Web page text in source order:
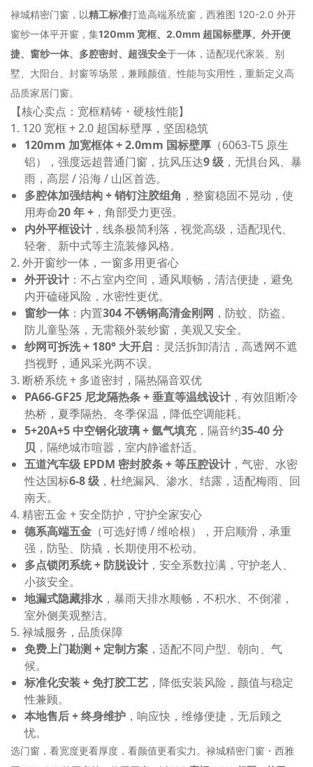
禄城精密门窗，以精工标准打造高端系统窗，西雅图 120-2.0 外开
窗纱一体平开窗，集120mm 宽框、2.0mm 超国标壁厚、外开便
捷、窗纱一体、多腔密封、超强安全于一体，适配现代家装、别
墅、大阳台、封窗等场景，兼顾颜值、性能与实用性，重新定义高
品质家居门窗。
【核心卖点：宽框精铸・硬核性能】
1. 120 宽框 + 2.0 超国标壁厚，坚固稳筑
120mm 加宽框体 + 2.0mm 国标壁厚 （6063-T5 原生
铝），强度远超普通门窗，抗风压达9 级 ，无惧台风、暴
雨，高层 / 沿海 / 山区首选。
多腔体加强结构 + 销钉注胶组角 ，整窗稳固不晃动，使
用寿命20 年 + ，角部受力更强。
内外平框设计 ，线条极简利落，视觉高级，适配现代、
轻奢、新中式等主流装修风格。
2. 外开窗纱一体，一窗多用更省心
外开设计 ：不占室内空间，通风顺畅，清洁便捷，避免
内开磕碰风险，水密性更优。
窗纱一体：内置304 不锈钢高清金刚网 ，防蚊、防盗、
防儿童坠落，无需额外装纱窗，美观又安全。
纱网可拆洗 + 180° 大开启 ：灵活拆卸清洁，高透网不遮
挡视野，通风采光两不误。
3. 断桥系统 + 多道密封，隔热隔音双优
PA66-GF25 尼龙隔热条 + 垂直等温线设计 ，有效阻断冷
热桥，夏季隔热、冬季保温，降低空调能耗。
5+20A+5 中空钢化玻璃 + 氩气填充，隔音约35-40 分
贝 ，隔绝城市喧嚣，室内静谧舒适。
五道汽车级 EPDM 密封胶条 + 等压腔设计 ，气密、水密
性达国标6-8 级 ，杜绝漏风、渗水、结露，适配梅雨、回
南天。
4. 精密五金 + 安全防护，守护全家安心
德系高端五金 （可选好博 / 维哈根），开启顺滑，承重
强，防坠、防撬，长期使用不松动。
多点锁闭系统 + 防脱设计 ，安全系数拉满，守护老人、
小孩安全。
地漏式隐藏排水 ，暴雨天排水顺畅，不积水、不倒灌，
室外侧美观整洁。
5. 禄城服务，品质保障
免费上门勘测 + 定制方案 ，适配不同户型、朝向、气
候。
标准化安装 + 免打胶工艺 ，降低安装风险，颜值与稳定
性兼顾。
本地售后 + 终身维护 ，响应快，维修便捷，无后顾之
忧。
选门窗，看宽度更看厚度，看颜值更看实力。禄城精密门窗・西雅